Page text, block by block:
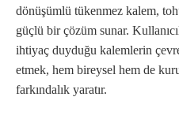
dönüşümlü tükenmez kalem,
güçlü bir çözüm sunar.
ihtiyaç duyduğu kalemlerin
etmek, hem bireysel hem de
farkındalık yaratır.